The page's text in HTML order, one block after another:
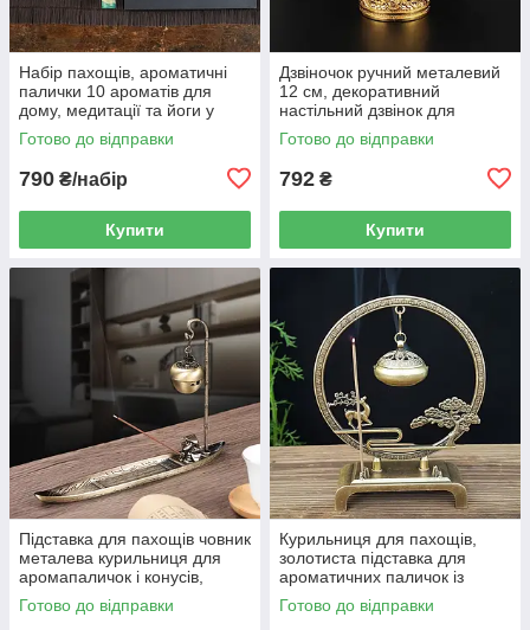
Набір пахощів, ароматичні
палички 10 ароматів для
дому, медитації та йоги у
подарунковій коробці 21 см
Готово до відправки
790 ₴/набір
Купити
Дзвіночок ручний металевий
12 см, декоративний
настільний дзвінок для
церемоній і подарунка,
золотистий
Готово до відправки
792 ₴
Купити
Підставка для пахощів човник
металева курильниця для
аромапаличок і конусів,
човен з рибалкою та
підвісною чашею 24 см
Готово до відправки
Курильниця для пахощів,
золотиста підставка для
ароматичних паличок із
підвісною чашею та декором
15,5 см
Готово до відправки